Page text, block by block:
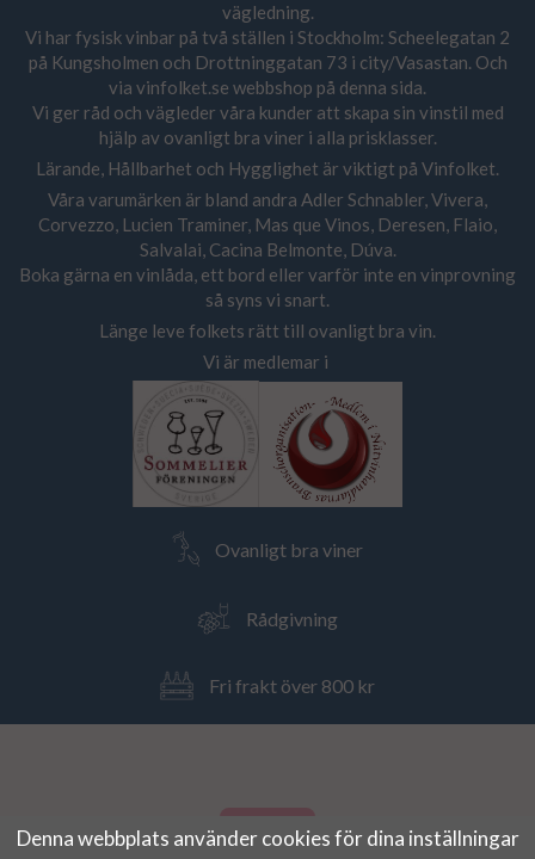
vägledning.
Vi har fysisk vinbar på två ställen i Stockholm: Scheelegatan 2
på Kungsholmen och Drottninggatan 73 i city/Vasastan. Och
via vinfolket.se webbshop på denna sida.
Vi ger råd och vägleder våra kunder att skapa sin vinstil med
hjälp av ovanligt bra viner i alla prisklasser.
Lärande, Hållbarhet och Hygglighet är viktigt på Vinfolket.
Våra varumärken är bland andra Adler Schnabler, Vivera,
Corvezzo, Lucien Traminer, Mas que Vinos, Deresen, Flaio,
Salvalai, Cacina Belmonte, Dúva.
Boka gärna en vinlåda, ett bord eller varför inte en vinprovning
så syns vi snart.
Länge leve folkets rätt till ovanligt bra vin.
Vi är medlemar i
Ovanligt bra viner
Rådgivning
Fri frakt över 800 kr
Denna webbplats använder cookies för dina inställningar